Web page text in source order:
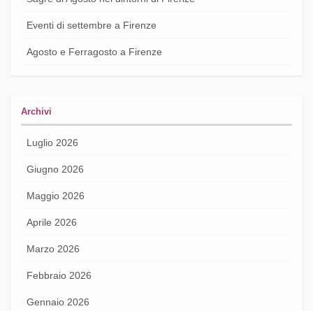
Eventi di settembre a Firenze
Agosto e Ferragosto a Firenze
Archivi
Luglio 2026
Giugno 2026
Maggio 2026
Aprile 2026
Marzo 2026
Febbraio 2026
Gennaio 2026